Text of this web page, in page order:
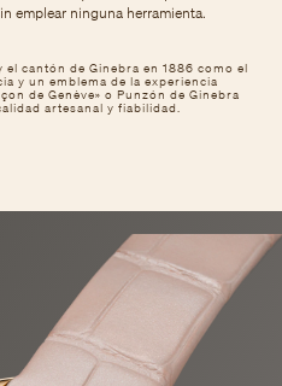
cantón de Ginebra en 1886 como el
y un emblema de la experiencia
de Genève» o Punzón de Ginebra
artesanal y fiabilidad.
emplear ninguna herramienta.